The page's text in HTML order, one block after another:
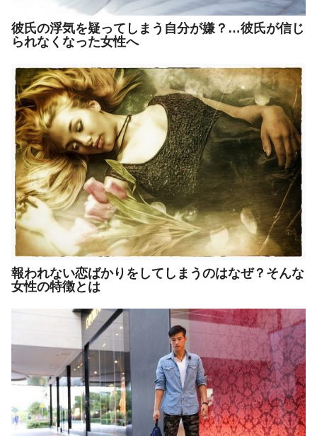
彼氏の浮気を疑ってしまう自分が嫌？…彼氏が信じ
られなくなった女性へ
報われない恋ばかりをしてしまうのはなぜ？そんな
女性の特徴とは